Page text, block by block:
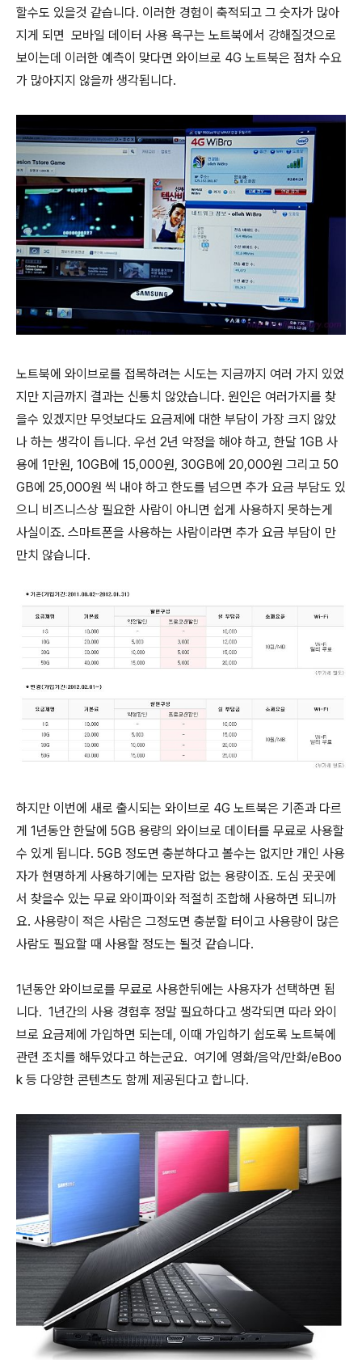
할수도 있을것 같습니다. 이러한 경험이 축적되고 그 숫자가 많아
지게 되면 모바일 데이터 사용 욕구는 노트북에서 강해질것으로
보이는데 이러한 예측이 맞다면 와이브로 4G 노트북은 점차 수요
가 많아지지 않을까 생각됩니다.
노트북에 와이브로를 접목하려는 시도는 지금까지 여러 가지 있었
지만 지금까지 결과는 신통치 않았습니다. 원인은 여러가지를 찾
을수 있겠지만 무엇보다도 요금제에 대한 부담이 가장 크지 않았
나 하는 생각이 듭니다. 우선 2년 약정을 해야 하고, 한달 1GB 사
용에 1만원, 10GB에 15,000원, 30GB에 20,000원 그리고 50
GB에 25,000원 씩 내야 하고 한도를 넘으면 추가 요금 부담도 있
으니 비즈니스상 필요한 사람이 아니면 쉽게 사용하지 못하는게
사실이죠. 스마트폰을 사용하는 사람이라면 추가 요금 부담이 만
만치 않습니다.
하지만 이번에 새로 출시되는 와이브로 4G 노트북은 기존과 다르
게 1년동안 한달에 5GB 용량의 와이브로 데이터를 무료로 사용할
수 있게 됩니다. 5GB 정도면 충분하다고 볼수는 없지만 개인 사용
자가 현명하게 사용하기에는 모자람 없는 용량이죠. 도심 곳곳에
서 찾을수 있는 무료 와이파이와 적절히 조합해 사용하면 되니까
요. 사용량이 적은 사람은 그정도면 충분할 터이고 사용량이 많은
사람도 필요할 때 사용할 정도는 될것 같습니다.
1년동안 와이브로를 무료로 사용한뒤에는 사용자가 선택하면 됩
니다. 1년간의 사용 경험후 정말 필요하다고 생각되면 따라 와이
브로 요금제에 가입하면 되는데, 이때 가입하기 쉽도록 노트북에
관련 조치를 해두었다고 하는군요. 여기에 영화/음악/만화/eBoo
k 등 다양한 콘텐츠도 함께 제공된다고 합니다.